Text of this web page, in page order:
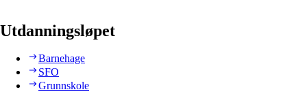
Utdanningsløpet
Barnehage
SFO
Grunnskole